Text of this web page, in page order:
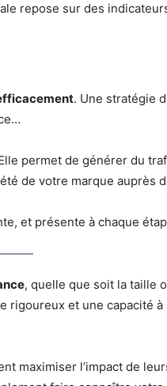
repose sur des
. Une stratégie
permet de générer du
de votre marque auprès
et présente à chaque
, quelle que soit la taille
et une capacité à
maximiser l’impact de